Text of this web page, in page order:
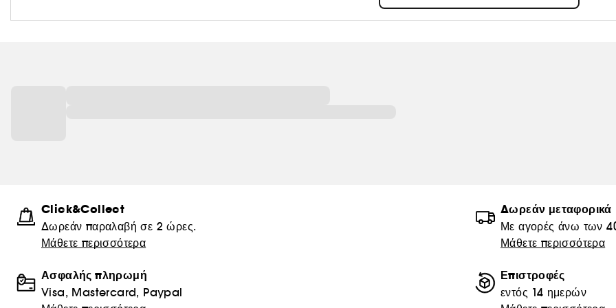
το άτομο μέσα από καλλιτεχνική αυτοέκφραση και
εργαλεία για να ζήσετε την αλήθεια ομορφιάς σας.
Click&Collect
Δωρεάν παραλαβή σε 2 ώρες.
Μάθετε περισσότερα
Δωρεάν μεταφορικά
Με αγορές άνω των
Μάθετε περισσότερα
Ασφαλής πληρωμή
Visa, Mastercard, Paypal
Επιστροφές
εντός 14 ημερών